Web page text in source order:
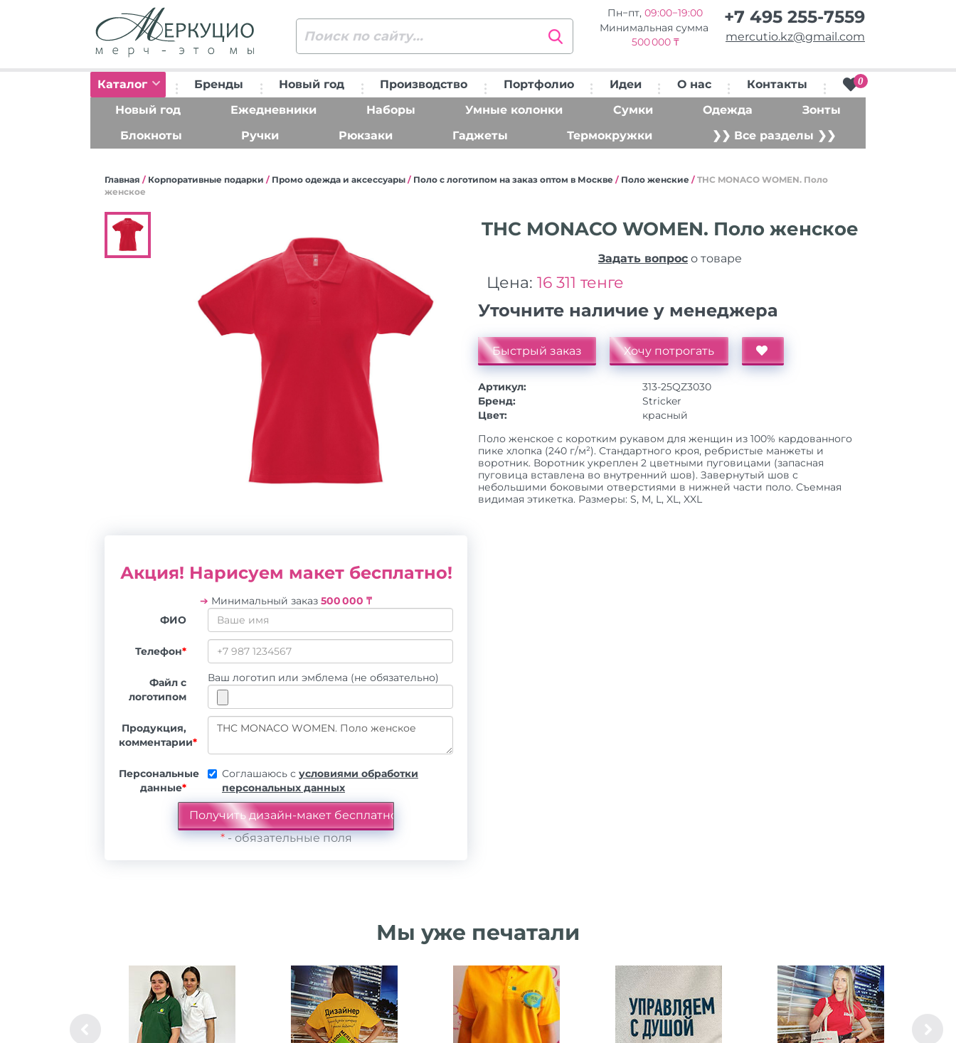
Пн−пт, 09:00−19:00
Минимальная сумма
500 000 ₸
+7 495 255-7559
mercutio.kz@gmail.com
Каталог Бренды Новый год Производство Портфолио Идеи О нас Контакты 0
Новый год Ежедневники Наборы Умные колонки Сумки Одежда
Зонты
Блокноты
Ручки Рюкзаки Гаджеты Термокружки ❯❯ Все разделы ❯❯
Главная / Корпоративные подарки / Промо одежда и аксессуары / Поло с логотипом на заказ оптом в Москве / Поло женские / THC MONACO WOMEN. Поло
женское
Акция! Нарисуем макет бесплатно!
➔ Минимальный заказ 500 000 ₸
ФИО
Телефон*
Файл с
логотипом
Ваш логотип или эмблема (не обязательно)
Продукция,
комментарии*
Персональные
данные*
Соглашаюсь с условиями обработки
персональных данных
*- обязательные поля
THC MONACO WOMEN. Поло женское
Задать вопрос о товаре
Цена: 16 311 тенге
Уточните наличие у менеджера
Быстрый заказ Хочу потрогать
Артикул:
313-25QZ3030
Бренд:
Stricker
Цвет:
красный
Поло женское с коротким рукавом для женщин из 100% кардованного
пике хлопка (240 г/м²). Стандартного кроя, ребристые манжеты и
воротник. Воротник укреплен 2 цветными пуговицами (запасная
пуговица вставлена во внутренний шов). Завернутый шов с
небольшими боковыми отверстиями в нижней части поло. Съемная
видимая этикетка. Размеры: S, M, L, XL, XXL
Мы уже печатали